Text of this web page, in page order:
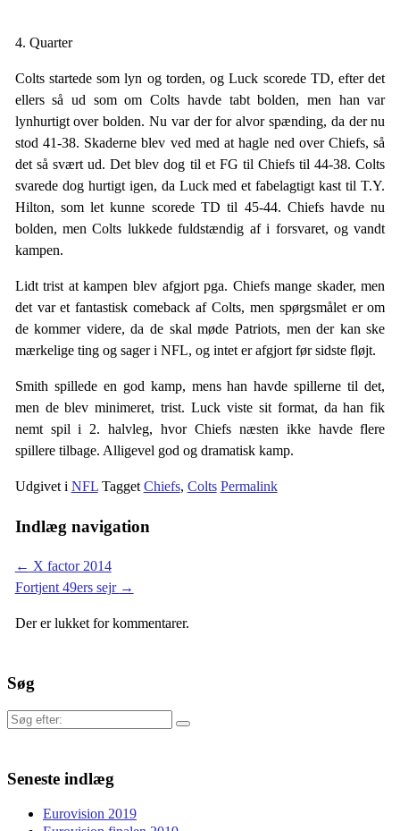
4. Quarter
Colts startede som lyn og torden, og Luck scorede TD, efter det
ellers så ud som om Colts havde tabt bolden, men han var
lynhurtigt over bolden. Nu var der for alvor spænding, da der nu
stod 41-38. Skaderne blev ved med at hagle ned over Chiefs, så
det så svært ud. Det blev dog til et FG til Chiefs til 44-38. Colts
svarede dog hurtigt igen, da Luck med et fabelagtigt kast til T.Y.
Hilton, som let kunne scorede TD til 45-44. Chiefs havde nu
bolden, men Colts lukkede fuldstændig af i forsvaret, og vandt
kampen.
Lidt trist at kampen blev afgjort pga. Chiefs mange skader, men
det var et fantastisk comeback af Colts, men spørgsmålet er om
de kommer videre, da de skal møde Patriots, men der kan ske
mærkelige ting og sager i NFL, og intet er afgjort før sidste fløjt.
Smith spillede en god kamp, mens han havde spillerne til det,
men de blev minimeret, trist. Luck viste sit format, da han fik
nemt spil i 2. halvleg, hvor Chiefs næsten ikke havde flere
spillere tilbage. Alligevel god og dramatisk kamp.
Udgivet i NFL Tagget Chiefs, Colts Permalink
Indlæg navigation
← X factor 2014
Fortjent 49ers sejr →
Der er lukket for kommentarer.
Søg
Søg
Seneste indlæg
Eurovision 2019